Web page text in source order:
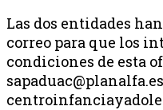
Las dos entidades
correo para que los
condiciones de esta